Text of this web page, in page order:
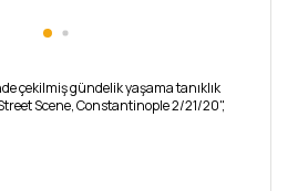
çekilmiş gündelik yaşama tanıklık
Scene, Constantinople 2/21/20",